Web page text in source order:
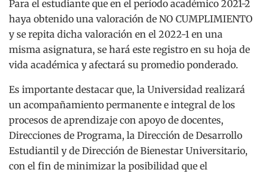
Para el estudiante que en el período académico 2021-2
haya obtenido una valoración de NO CUMPLIMIENTO
y se repita dicha valoración en el 2022-1 en una
misma asignatura, se hará este registro en su hoja de
vida académica y afectará su promedio ponderado.
Es importante destacar que, la Universidad realizará
un acompañamiento permanente e integral de los
procesos de aprendizaje con apoyo de docentes,
Direcciones de Programa, la Dirección de Desarrollo
Estudiantil y de Dirección de Bienestar Universitario,
con el fin de minimizar la posibilidad que el